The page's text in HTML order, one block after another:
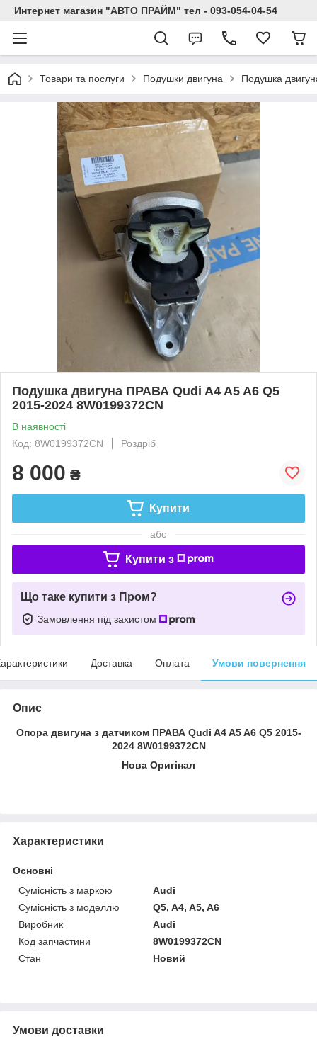
Интернет магазин "АВТО ПРАЙМ" тел - 093-054-04-54
Товари та послуги Подушки двигуна Подушка
Подушка двигуна ПРАВА Qudi A4 A5 A6 Q5
2015-2024 8W0199372CN
В наявності
Код: 8W0199372CN
Роздріб
8 000 ₴
Купити
або
Купити з
Що таке купити з Пром?
Замовлення під захистом
Доставка Оплата Умови повернення
Опис
Опора двигуна з датчиком ПРАВА Qudi A4 A5 A6 Q5 2015-
2024 8W0199372CN
Нова Оригінал
Характеристики
Основні
Сумісність з маркою
Audi
Сумісність з моделлю
Q5, A4, A5, A6
Виробник
Audi
Код запчастини
8W0199372CN
Стан
Новий
Умови доставки